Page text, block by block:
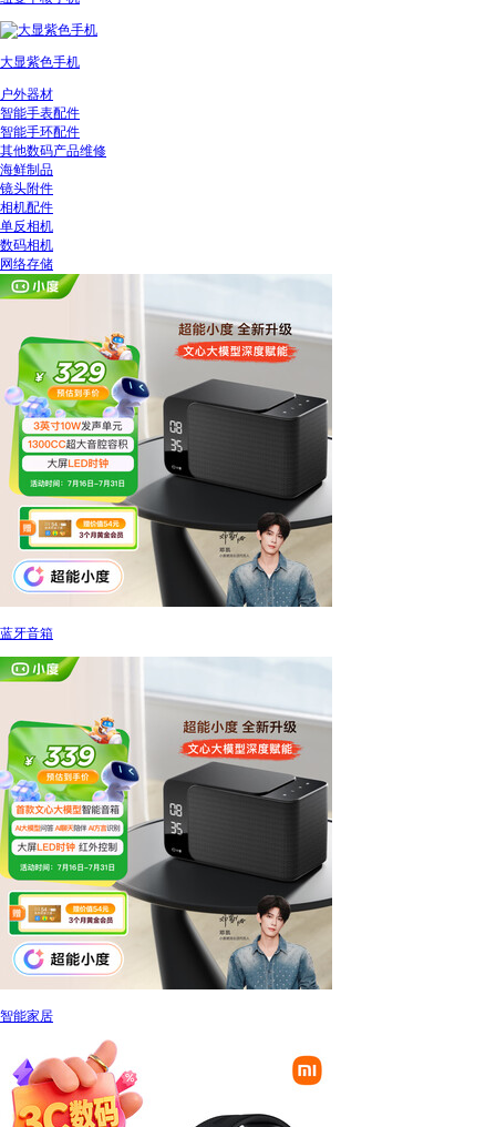
大显紫色手机
户外器材
智能手表配件
智能手环配件
其他数码产品维修
海鲜制品
镜头附件
相机配件
单反相机
数码相机
网络存储
蓝牙音箱
智能家居